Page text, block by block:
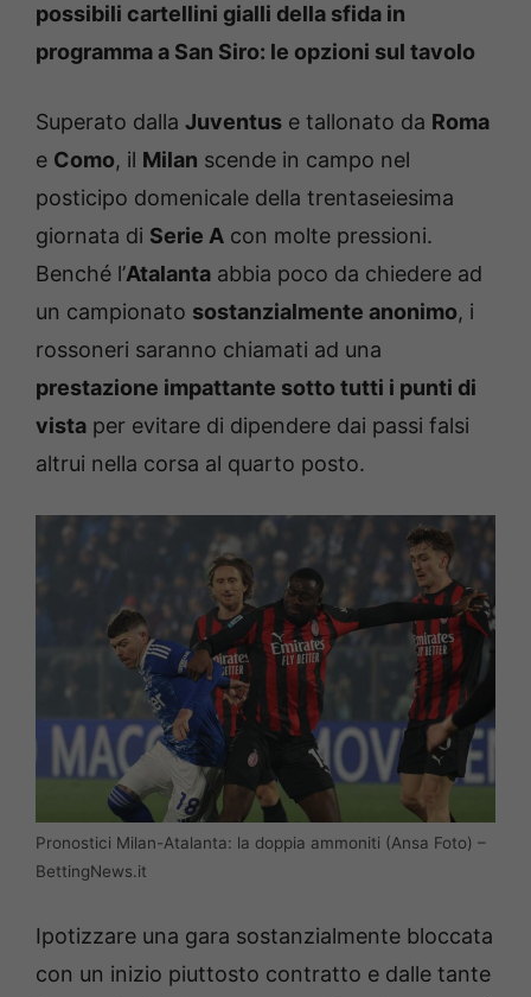
possibili cartellini gialli della sfida in
programma a San Siro: le opzioni sul tavolo
Superato dalla Juventus e tallonato da Roma
e Como, il Milan scende in campo nel
posticipo domenicale della trentaseiesima
giornata di Serie A con molte pressioni.
Benché l’Atalanta abbia poco da chiedere ad
un campionato sostanzialmente anonimo, i
rossoneri saranno chiamati ad una
prestazione impattante sotto tutti i punti di
vista per evitare di dipendere dai passi falsi
altrui nella corsa al quarto posto.
Pronostici Milan-Atalanta: la doppia ammoniti (Ansa Foto) –
BettingNews.it
Ipotizzare una gara sostanzialmente bloccata
con un inizio piuttosto contratto e dalle tante